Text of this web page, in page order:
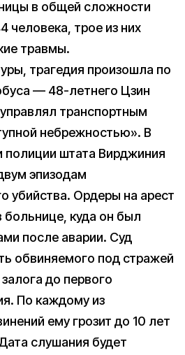
в общей сложности
человека, трое из них
травмы.
трагедия произошла по
— 48-летнего Цзин
транспортным
небрежностью». В
полиции штата Вирджиния
эпизодам
убийства. Ордеры на арест
куда он был
после аварии. Суд
обвиняемого под стражей
до первого
По каждому из
ему грозит до 10 лет
слушания будет